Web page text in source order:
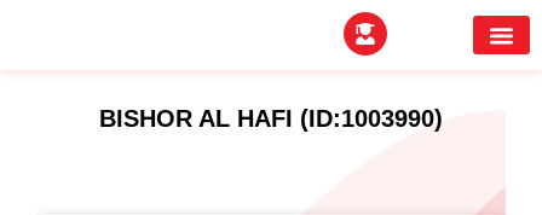
BISHOR AL HAFI (ID:1003990)